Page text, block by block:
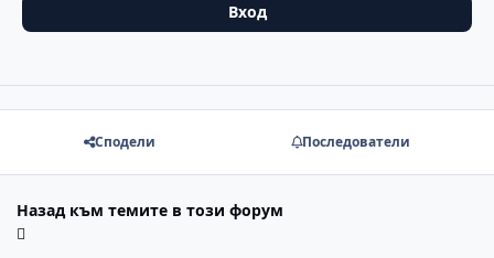
Вход
Сподели Последователи
Назад към темите в този форум